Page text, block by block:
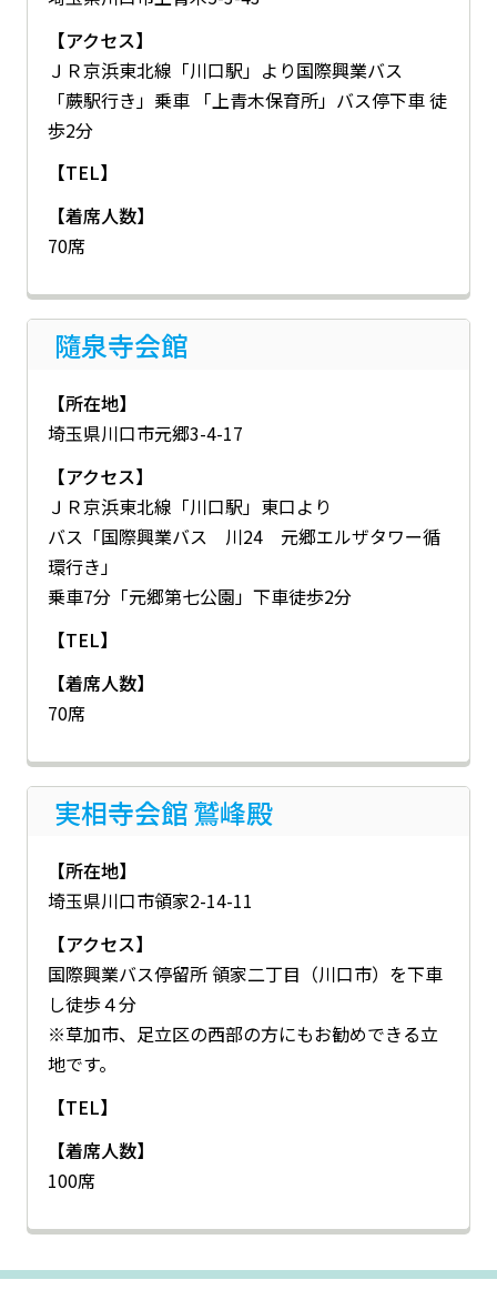
【アクセス】
ＪＲ京浜東北線「川口駅」より国際興業バス
「蕨駅行き」乗車 「上青木保育所」バス停下車 徒
歩2分
【TEL】
【着席人数】
70席
隨泉寺会館
【所在地】
埼玉県川口市元郷3-4-17
【アクセス】
ＪＲ京浜東北線「川口駅」東口より
バス「国際興業バス 川24 元郷エルザタワー循
環行き」
乗車7分「元郷第七公園」下車徒歩2分
【TEL】
【着席人数】
70席
実相寺会館 鷲峰殿
【所在地】
埼玉県川口市領家2-14-11
【アクセス】
国際興業バス停留所 領家二丁目（川口市）を下車
し徒歩４分
※草加市、足立区の西部の方にもお勧めできる立
地です。
【TEL】
【着席人数】
100席